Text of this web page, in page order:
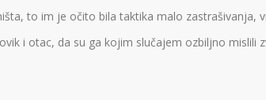
to im je očito bila taktika malo zastrašivanja,
i otac, da su ga kojim slučajem ozbiljno